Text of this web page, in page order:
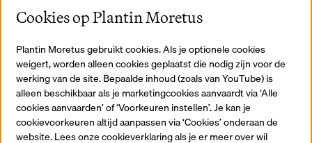
Stages
Stagiair bij het Museum Plantin-Moretus? Dan maak je deel uit van
ons team en word je ingezet in onze dagelijkse werking. We willen
je alle kansen bieden om het maximale uit je stage te halen. Wees
gerust: je wordt daarbij goed opgevolgd en begeleid.
Cookies op Plantin Moretus
Plantin Moretus gebruikt cookies. Als je optionele cookies
weigert, worden alleen cookies geplaatst die nodig zijn voor de
werking van de site. Bepaalde inhoud (zoals van YouTube) is
alleen beschikbaar als je marketingcookies aanvaardt via ‘Alle
cookies aanvaarden’ of ‘Voorkeuren instellen’. Je kan je
cookievoorkeuren altijd aanpassen via ‘Cookies’ onderaan de
website. Lees onze cookieverklaring als je er meer over wil